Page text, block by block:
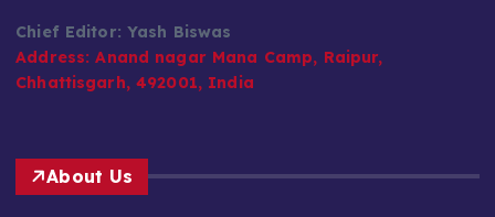
Chief Editor: Yash Biswas
Address: Anand nagar Mana Camp, Raipur,
Chhattisgarh, 492001, India
About Us